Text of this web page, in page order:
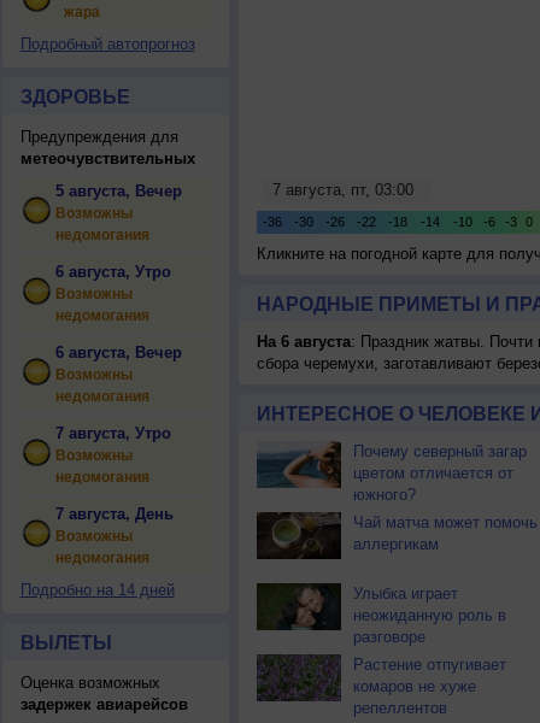
жара
Подробный автопрогноз
ЗДОРОВЬЕ
Предупреждения для
метеочувствительных
5 августа, Вечер
Возможны
недомогания
6 августа, Утро
Возможны
недомогания
6 августа, Вечер
Возможны
недомогания
7 августа, Утро
Возможны
недомогания
7 августа, День
Возможны
недомогания
Подробно на 14 дней
ВЫЛЕТЫ
Оценка возможных
задержек авиарейсов
Кликните на погодной карте для
НАРОДНЫЕ ПРИМЕТЫ И
На 6 августа: Праздник жатвы. Почти
сбора черемухи, заготавливают
ИНТЕРЕСНОЕ О ЧЕЛОВЕКЕ
Почему северный загар
цветом отличается от
южного?
Чай матча может помочь
аллергикам
Улыбка играет
неожиданную роль в
разговоре
Растение отпугивает
комаров не хуже
репеллентов